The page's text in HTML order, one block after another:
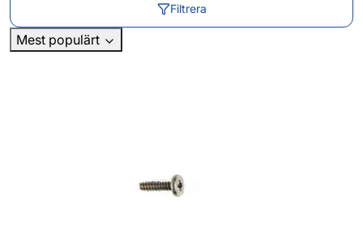
Filtrera
Mest populärt